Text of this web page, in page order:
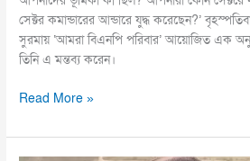
সেক্টর কমান্ডারের আন্ডারে যুদ্ধ করেছেন?’
সুরমায় ‘আমরা বিএনপি পরিবার’ আয়োজিত এক
তিনি এ মন্তব্য করেন।
Read More »